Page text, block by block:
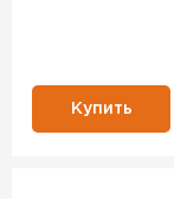
Купить